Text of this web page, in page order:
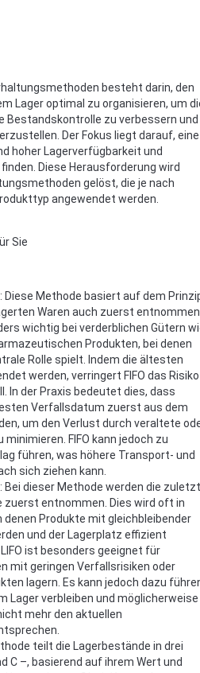
besteht darin, den
Lager optimal zu organisieren, um
Bestandskontrolle zu verbessern und
Der Fokus liegt darauf, eine
hoher Lagerverfügbarkeit und
Diese Herausforderung wird
gelöst, die je nach
angewendet werden.
Sie
Diese Methode basiert auf dem
Waren auch zuerst entnommen
wichtig bei verderblichen Gütern
Produkten, bei denen
Rolle spielt. Indem die ältesten
werden, verringert FIFO das Risiko
In der Praxis bedeutet dies, dass
Verfallsdatum zuerst aus dem
um den Verlust durch veraltete
FIFO kann jedoch zu
führen, was höhere Transport- und
sich ziehen kann.
Bei dieser Methode werden die zuletzt
zuerst entnommen. Dies wird oft in
denen Produkte mit gleichbleibender
und der Lagerplatz effizient
ist besonders geeignet für
mit geringen Verfallsrisiken oder
lagern. Es kann jedoch dazu
Lager verbleiben und möglicherweise
mehr den aktuellen
teilt die Lagerbestände in drei
C –, basierend auf ihrem Wert und